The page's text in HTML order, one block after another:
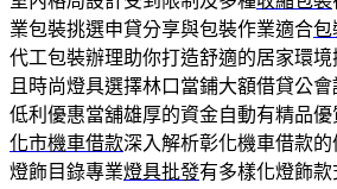
業包裝挑選申貸分享與包裝作業適合包
代工包裝辦理助你打造舒適的居家環境
且時尚燈具選擇林口當鋪大額借貸公
低利優惠當舖雄厚的資金自動有精品
化市機車借款深入解析彰化機車借款
燈飾目錄專業燈具批發有多樣化燈飾